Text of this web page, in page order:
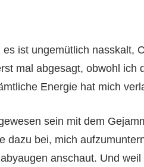
ist ungemütlich nasskalt,
mal abgesagt, obwohl
Energie hat mich
sein mit dem
dazu bei, mich
anschaut. Und